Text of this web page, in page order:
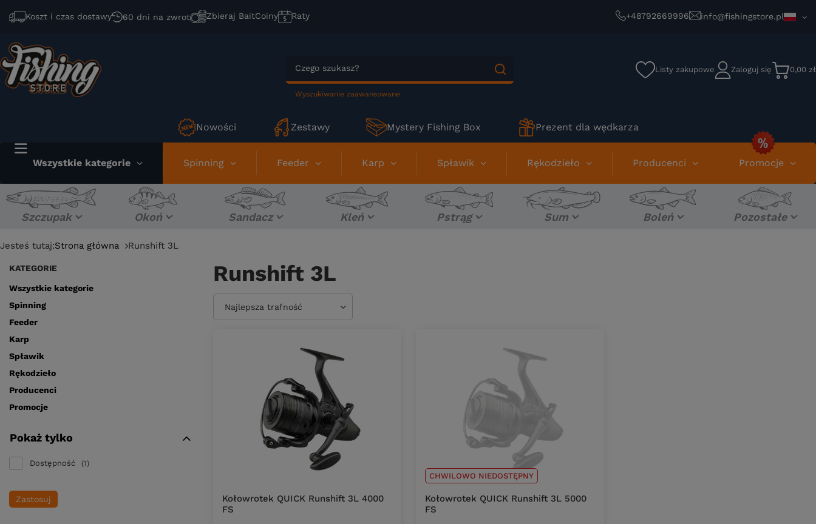
Koszt i czas dostawy 60 dni na zwrot Zbieraj BaitCoiny Raty +48792669996 info@fishingstore.pl
Wyszukiwanie zaawansowane
Listy zakupowe Zaloguj się 0,00 zł
Nowości Zestawy Mystery Fishing Box Prezent dla wędkarza
Wszystkie kategorie Spinning Feeder Karp Spławik Rękodzieło Producenci Promocje
Szczupak Okoń Sandacz Kleń Pstrąg Sum Boleń Pozostałe
Jesteś tutaj:Strona główna Runshift 3L
KATEGORIE
Wszystkie kategorie
Spinning
Feeder
Karp
Spławik
Rękodzieło
Producenci
Promocje
Pokaż tylko
Dostępność 1
Zastosuj
Runshift 3L
Zmień sortowanie
Najlepsza trafność
Kołowrotek QUICK Runshift 3L 4000
FS
CHWILOWO NIEDOSTĘPNY
Kołowrotek QUICK Runshift 3L 5000
FS